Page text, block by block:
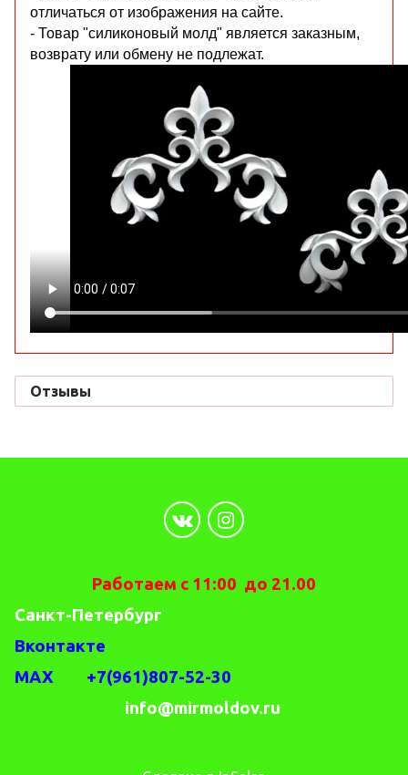
отличаться от изображения на сайте.
- Товар "силиконовый молд" является заказным,
возврату или обмену не подлежат.
Отзывы
Работаем с 11:00 до 21.00
Санкт-Петербург
Вконтакте
MAX +7(961)807-52-30
info@mirmoldov.ru